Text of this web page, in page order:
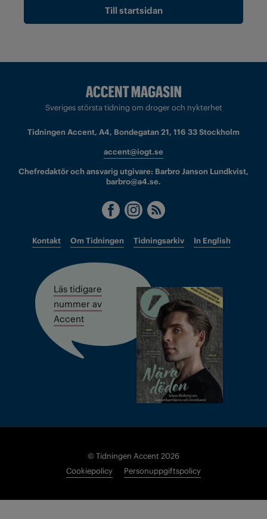
Till startsidan
Sveriges största tidning om droger och nykterhet
Tidningen Accent, A4, Bondegatan 21, 116 33 Stockholm
accent@iogt.se
Chefredaktör och ansvarig utgivare: Barbro Janson Lundkvist,
barbro@a4.se.
Kontakt Om Tidningen Tidningsarkiv In English
Läs tidigare
nummer av
Accent
© Tidningen Accent 2026
Cookiepolicy
Personuppgiftspolicy